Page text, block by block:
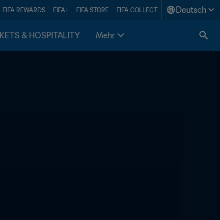
FIFA REWARDS FIFA+ FIFA STORE FIFA COLLECT Deutsch
& HOSPITALITY Mehr